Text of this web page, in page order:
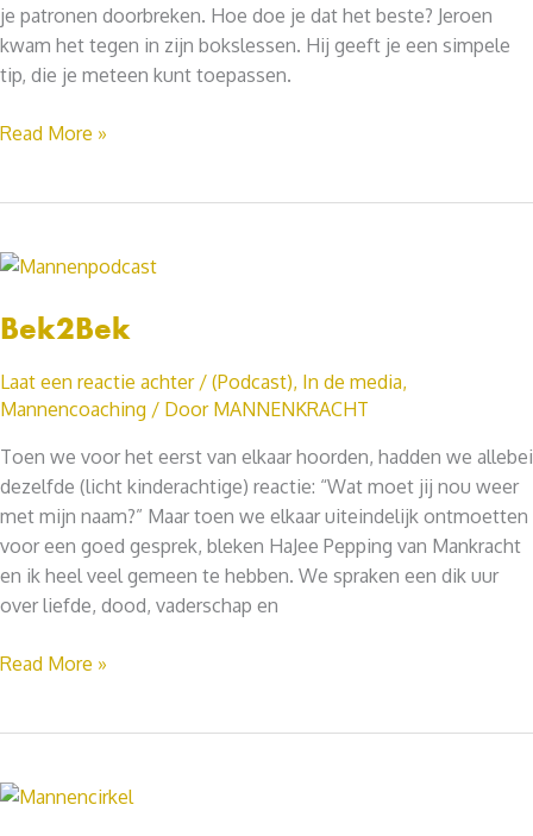
je patronen doorbreken. Hoe doe je dat het beste? Jeroen
kwam het tegen in zijn bokslessen. Hij geeft je een simpele
tip, die je meteen kunt toepassen.
HOE
PATRONEN?
Read More »
Bek2Bek
Laat een reactie achter / (Podcast), In de media,
Mannencoaching / Door MANNENKRACHT
Toen we voor het eerst van elkaar hoorden, hadden we allebei
dezelfde (licht kinderachtige) reactie: “Wat moet jij nou weer
met mijn naam?” Maar toen we elkaar uiteindelijk ontmoetten
voor een goed gesprek, bleken HaJee Pepping van Mankracht
en ik heel veel gemeen te hebben. We spraken een dik uur
over liefde, dood, vaderschap en
Bek2Bek
Read More »